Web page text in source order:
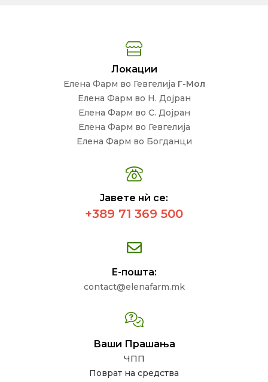
Локации
Елена Фарм во Гевгелија Г-Мол
Елена Фарм во Н. Дојран
Елена Фарм во С. Дојран
Елена Фарм во Гевгелија
Елена Фарм во Богданци
Јавете нѝ се:
+389 71 369 500
Е-пошта:
contact@elenafarm.mk
Ваши Прашања
ЧПП
Поврат на средства